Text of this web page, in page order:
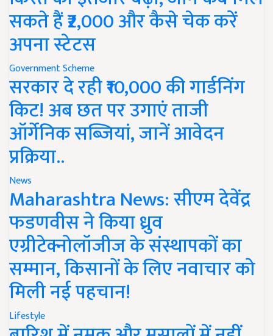
सकते हैं ₹2,000 और कैसे चेक करें
अपना स्टेटस
Government Scheme
सरकार दे रही ₹10,000 की गार्डनिंग
किट! अब छत पर उगाएं ताजी
ऑर्गेनिक सब्जियां, जानें आवेदन
प्रक्रिया..
News
Maharashtra News: सीएम देवेंद्र
फडणवीस ने किया ध्रुव
एग्रीटेक्नोलॉजीज के संस्थापकों का
सम्मान, किसानों के लिए नवाचार को
मिली नई पहचान!
Lifestyle